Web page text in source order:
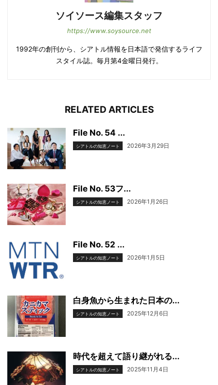
ソイソース編集スタッフ
https://www.soysource.net
1992年の創刊から、シアトル情報を日本語で発信するライフ
スタイル誌。毎月第4金曜日発行。
RELATED ARTICLES
File No. 54 ...
シアトルの知恵ノート 2026年3月29日
File No. 53フ...
シアトルの知恵ノート 2026年1月26日
File No. 52 ...
シアトルの知恵ノート 2026年1月5日
白身魚から生まれた日本の...
シアトルの知恵ノート 2025年12月6日
時代を超えて語り継がれる...
シアトルの知恵ノート 2025年11月4日